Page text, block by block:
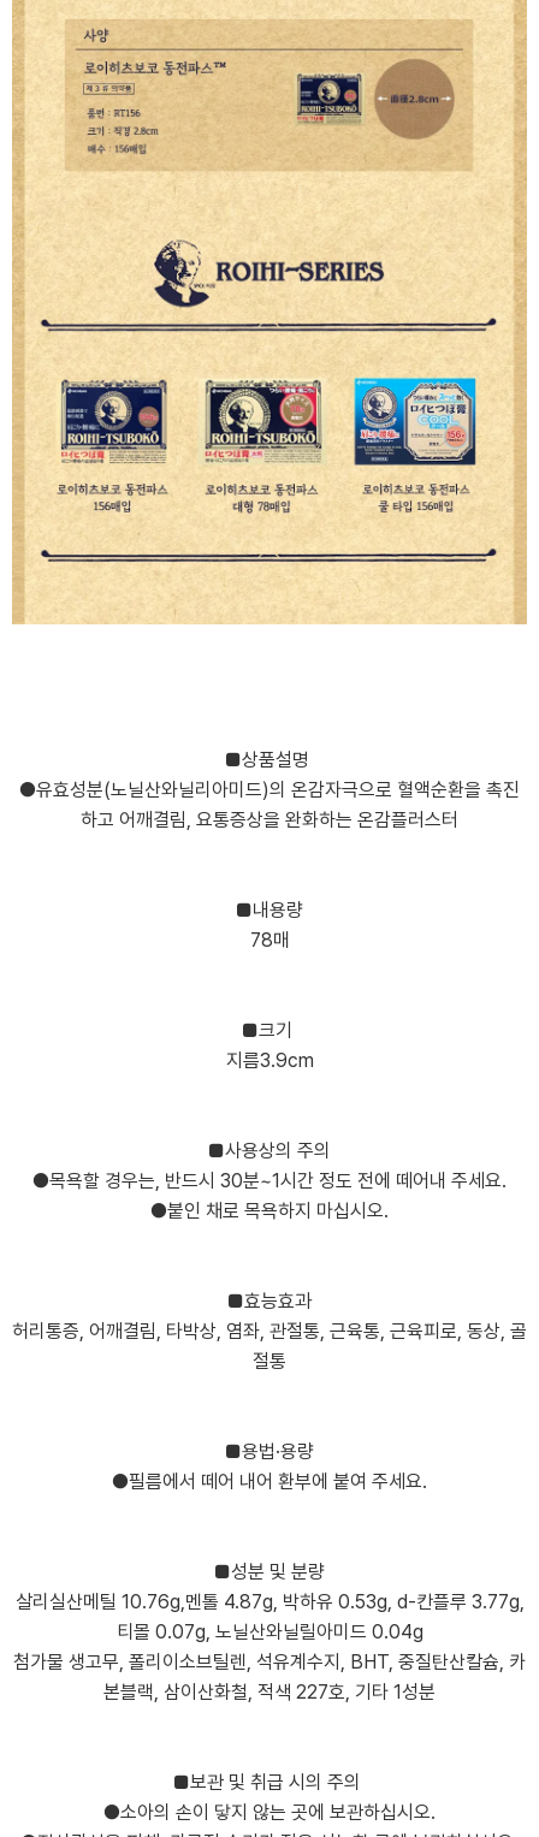
■상품설명
●유효성분(노닐산와닐리아미드)의 온감자극으로 혈액순환을 촉진
하고 어깨결림, 요통증상을 완화하는 온감플러스터
■내용량
78매
■크기
지름3.9cm
■사용상의 주의
●목욕할 경우는, 반드시 30분~1시간 정도 전에 떼어내 주세요.
●붙인 채로 목욕하지 마십시오.
■효능효과
허리통증, 어깨결림, 타박상, 염좌, 관절통, 근육통, 근육피로, 동상, 골
절통
■용법·용량
●필름에서 떼어 내어 환부에 붙여 주세요.
■성분 및 분량
살리실산메틸 10.76g,멘톨 4.87g, 박하유 0.53g, d-칸플루 3.77g,
티몰 0.07g, 노닐산와닐릴아미드 0.04g
첨가물 생고무, 폴리이소브틸렌, 석유계수지, BHT, 중질탄산칼슘, 카
본블랙, 삼이산화철, 적색 227호, 기타 1성분
■보관 및 취급 시의 주의
●소아의 손이 닿지 않는 곳에 보관하십시오.